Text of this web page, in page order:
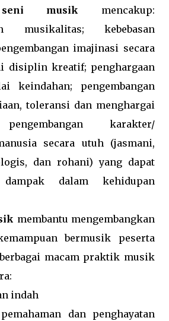
musik mencakup:
musikalitas; kebebasan
imajinasi secara
disiplin kreatif; penghargaan
keindahan; pengembangan
toleransi dan menghargai
karakter/
secara utuh (jasmani,
dan rohani) yang dapat
dampak dalam kehidupan
membantu mengembangkan
bermusik peserta
macam praktik musik
indah
dan penghayatan